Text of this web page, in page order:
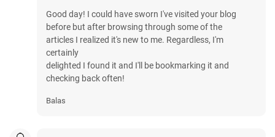
Good day! I could have sworn I've visited your blog
before but after browsing through some of the
articles I realized it's new to me. Regardless, I'm
certainly
delighted I found it and I'll be bookmarking it and
checking back often!
Balas